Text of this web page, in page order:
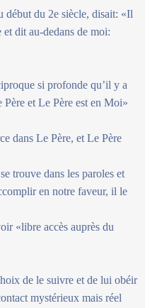
début du 2e siècle, disait: «Il
dit au-dedans de moi:
si profonde qu’il y a
et Le Père est en Moi»
dans Le Père, et Le Père
trouve dans les paroles et
en notre faveur, il le
«libre accès auprès du
de le suivre et de lui obéir
mystérieux mais réel